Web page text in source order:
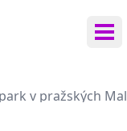
v pražských